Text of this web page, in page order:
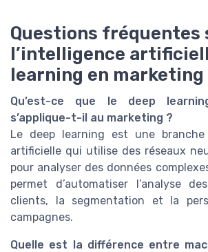
Questions fréquentes
l’intelligence
learning en marketing
Qu’est-ce que le deep
s’applique-t-il au marketing ?
Le deep learning est une branche
artificielle qui utilise des réseaux
pour analyser des données
permet d’automatiser l’analyse
clients, la segmentation et la
campagnes.
Quelle est la différence entre